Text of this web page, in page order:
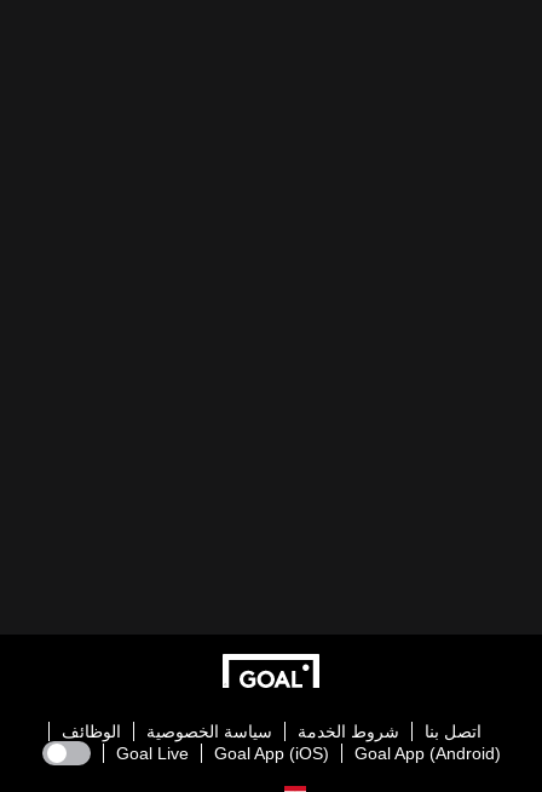
اتصل بنا شروط الخدمة سياسة الخصوصية
الوظائف
Goal App (Android)
Goal App (iOS)
Goal Live